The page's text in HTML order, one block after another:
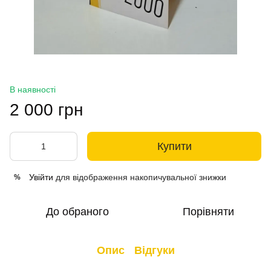
В наявності
2 000 грн
Купити
% Увійти для відображення накопичувальної знижки
До обраного Порівняти
Опис Відгуки